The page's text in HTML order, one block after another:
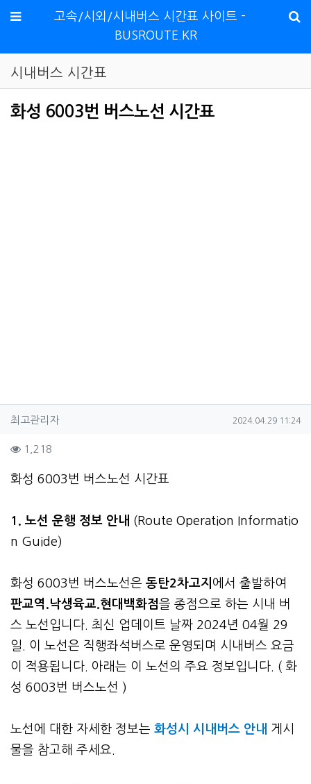
메뉴
고속/시외/시내버스 시간표 사이트 -
BUSROUTE.KR
시내버스 시간표
화성 6003번 버스노선 시간표
작성자 정보
최고관리자작성 작성일
2024.04.29 11:24
컨텐츠 정보
1,218
본문
화성 6003번 버스노선 시간표
1. 노선 운행 정보 안내 (Route Operation Informatio
n Guide)
화성 6003번 버스노선은 동탄2차고지 에서 출발하여
판교역.낙생육교.현대백화점을 종점으로 하는 시내 버
스 노선입니다. 최신 업데이트 날짜 2024년 04월 29
일. 이 노선은 직행좌석버스로 운영되며 시내버스 요금
이 적용됩니다. 아래는 이 노선의 주요 정보입니다. ( 화
성 6003번 버스노선 )
노선에 대한 자세한 정보는 화성시 시내버스 안내 게시
물을 참고해 주세요.